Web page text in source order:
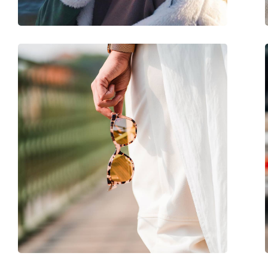
Balama flexibilă:
Nu
Accesorii
Suport:
Da
Lavetă pentru curățat:
Altele
Sex:
Categorie:
Brand:
Utilizare:
Cod:
MOL073/S H7P HA